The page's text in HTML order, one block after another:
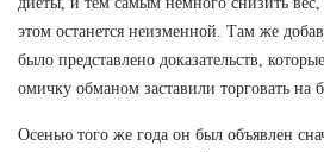
этом останется неизменной. Там же
было представлено доказательств,
омичку обманом заставили торговать на
Осенью того же года он был объявлен